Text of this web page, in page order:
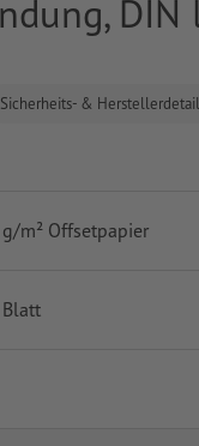
DIN
Sicherheits- &
m² Offsetpapier